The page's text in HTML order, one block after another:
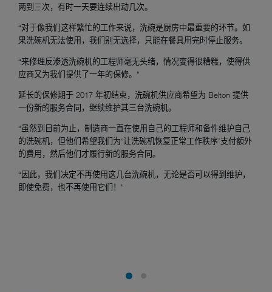
两到三次，有时一天要连续出动几次。
“对于像我们这样繁忙的工作来说，洗碗是厨房中最重要的环节。如
果洗碗机无法使用，我们别无选择，只能在餐具用完时停止服务。
“来修理反渗透洗碗机的工程师毫无头绪，情况变得很糟糕，使得供
应商又为我们提供了一年的保修。”
延长的保修期于 2017 年初结束，洗碗机供应商希望为 Belton 提供
一份新的服务合同，继续维护其三台洗碗机。
“虽然到目前为止，制造商一直在使用自己的工程师和备件维护自己
的洗碗机，但他们希望我们为‘让洗碗机恢复正常工作秩序’支付额外
的费用，然后他们才履行新的服务合同。
“因此，我们决定不再使用这几台洗碗机，无论是否可以得到维护，
即使免费，也不再使用它们！”